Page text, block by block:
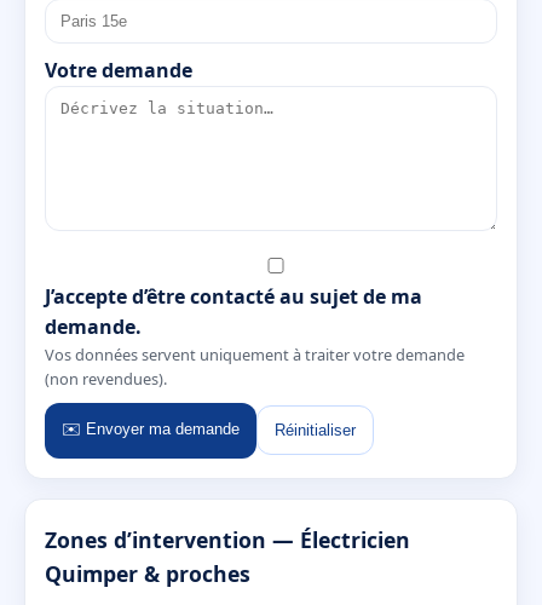
Votre demande
J’accepte d’être contacté au sujet de ma
demande.
Vos données servent uniquement à traiter votre demande
(non revendues).
✉️ Envoyer ma demande Réinitialiser
Zones d’intervention — Électricien
Quimper & proches